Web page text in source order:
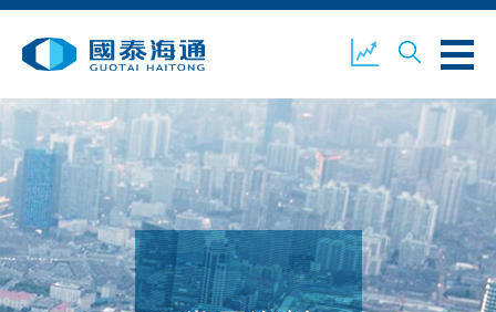
業務概覽 公司新聞
環境、社會及企業管治 國泰海通證券 聯絡我們